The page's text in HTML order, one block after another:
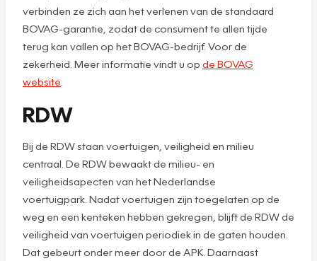
verbinden ze zich aan het verlenen van de standaard
BOVAG-garantie, zodat de consument te allen tijde
terug kan vallen op het BOVAG-bedrijf. Voor de
zekerheid. Meer informatie vindt u op de BOVAG
website
RDW
Bij de RDW staan voertuigen, veiligheid en milieu
centraal. De RDW bewaakt de milieu- en
veiligheidsapecten van het Nederlandse
voertuigpark. Nadat voertuigen zijn toegelaten op de
weg en een kenteken hebben gekregen, blijft de RDW de
veiligheid van voertuigen periodiek in de gaten houden.
Dat gebeurt onder meer door de APK. Daarnaast